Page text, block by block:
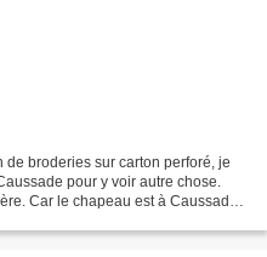
broderies sur carton perforé, je
pour y voir autre chose.
Car le chapeau est à Caussade